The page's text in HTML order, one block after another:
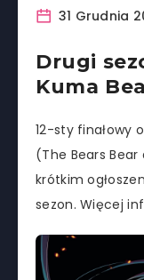
31 Grudnia
Drugi
Kuma
12-sty finałowy
(The Bears Bear
krótkim
sezon. Więcej